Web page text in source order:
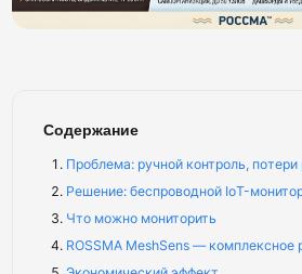
Содержание
Проблема: ручной контроль, потери
Решение: беспроводной IoT-
Что можно мониторить
ROSSMA MeshSens —